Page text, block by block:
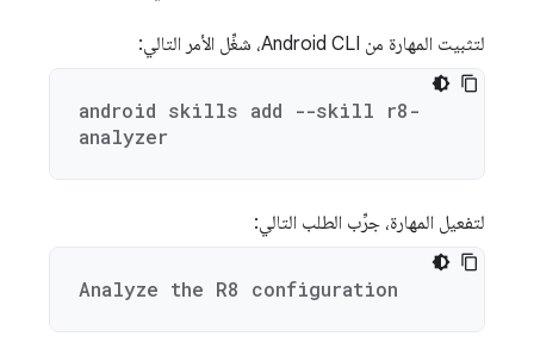
لتثبيت المهارة من Android CLI، شغِّل الأمر التالي:
android skills add --skill r8-
analyzer
لتفعيل المهارة، جرِّب الطلب التالي:
Analyze the R8 configuration